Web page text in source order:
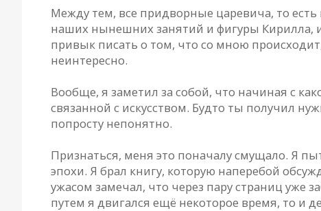
Между тем, все придворные царевича, то
наших нынешних занятий и фигуры Кирилла,
привык писать о том, что со мною
неинтересно.
Вообще, я заметил за собой, что начиная с
связанной с искусством. Будто ты получил
попросту непонятно.
Признаться, меня это поначалу смущало. Я
эпохи. Я брал книгу, которую наперебой
ужасом замечал, что через пару страниц уже
путем я двигался ещё некоторое время, то и